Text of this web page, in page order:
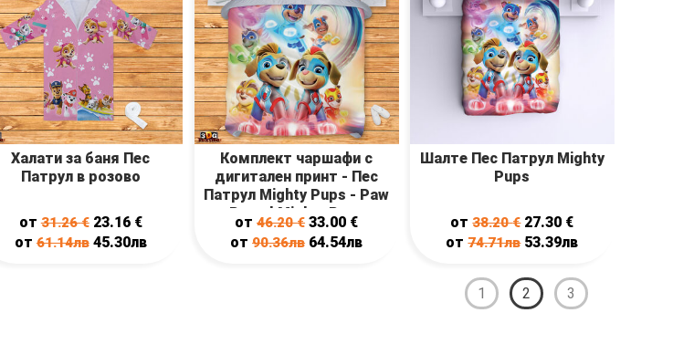
Халати за баня Пес
Патрул в розово
от31.26€ 23.16 €
от61.14лв 45.30лв
Комплект чаршафи с
дигитален принт - Пес
Патрул Mighty Pups - Paw
Patrol Mighty Pups
от46.20€ 33.00 €
от90.36лв 64.54лв
Шалте Пес Патрул Mighty
Pups
от38.20€ 27.30 €
от74.71лв 53.39лв
1 2 3